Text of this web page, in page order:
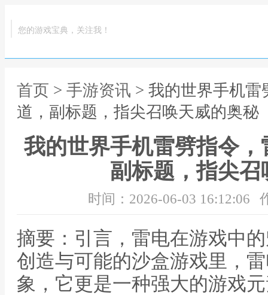
您的游戏宝典，关注我！
首页 > 手游资讯 > 我的世界手机
道，副标题，指尖召唤天威的奥秘
我的世界手机雷劈指令
副标题，指尖
时间：2026-06-03 16:12:06
摘要：引言，雷电在游戏中
创造与可能的沙盒游戏里，
象，它更是一种强大的游戏